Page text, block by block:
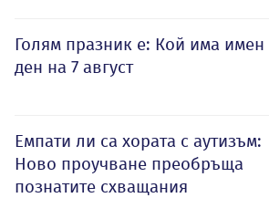
Голям празник е: Кой има имен
ден на 7 август
Емпати ли са хората с аутизъм:
Ново проучване преобръща
познатите схващания